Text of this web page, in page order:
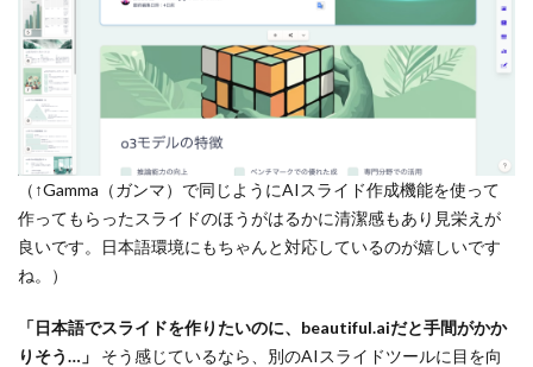
（↑Gamma（ガンマ）で同じようにAIスライド作成機能を使って
作ってもらったスライドのほうがはるかに清潔感もあり見栄えが
良いです。日本語環境にもちゃんと対応しているのが嬉しいです
ね。）
「日本語でスライドを作りたいのに、beautiful.aiだと手間がかか
りそう…」
そう感じているなら、別のAIスライドツールに目を向